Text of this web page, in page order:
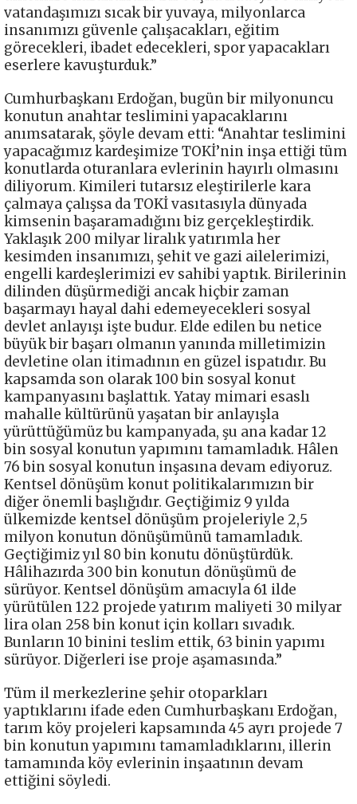
vatandaşımızı sıcak bir yuvaya, milyonlarca
insanımızı güvenle çalışacakları, eğitim
görecekleri, ibadet edecekleri, spor yapacakları
eserlere kavuşturduk.”
Cumhurbaşkanı Erdoğan, bugün bir milyonuncu
konutun anahtar teslimini yapacaklarını
anımsatarak, şöyle devam etti: “Anahtar teslimini
yapacağımız kardeşimize TOKİ’nin inşa ettiği tüm
konutlarda oturanlara evlerinin hayırlı olmasını
diliyorum. Kimileri tutarsız eleştirilerle kara
çalmaya çalışsa da TOKİ vasıtasıyla dünyada
kimsenin başaramadığını biz gerçekleştirdik.
Yaklaşık 200 milyar liralık yatırımla her
kesimden insanımızı, şehit ve gazi ailelerimizi,
engelli kardeşlerimizi ev sahibi yaptık. Birilerinin
dilinden düşürmediği ancak hiçbir zaman
başarmayı hayal dahi edemeyecekleri sosyal
devlet anlayışı işte budur. Elde edilen bu netice
büyük bir başarı olmanın yanında milletimizin
devletine olan itimadının en güzel ispatıdır. Bu
kapsamda son olarak 100 bin sosyal konut
kampanyasını başlattık. Yatay mimari esaslı
mahalle kültürünü yaşatan bir anlayışla
yürüttüğümüz bu kampanyada, şu ana kadar 12
bin sosyal konutun yapımını tamamladık. Hâlen
76 bin sosyal konutun inşasına devam ediyoruz.
Kentsel dönüşüm konut politikalarımızın bir
diğer önemli başlığıdır. Geçtiğimiz 9 yılda
ülkemizde kentsel dönüşüm projeleriyle 2,5
milyon konutun dönüşümünü tamamladık.
Geçtiğimiz yıl 80 bin konutu dönüştürdük.
Hâlihazırda 300 bin konutun dönüşümü de
sürüyor. Kentsel dönüşüm amacıyla 61 ilde
yürütülen 122 projede yatırım maliyeti 30 milyar
lira olan 258 bin konut için kolları sıvadık.
Bunların 10 binini teslim ettik, 63 binin yapımı
sürüyor. Diğerleri ise proje aşamasında.”
Tüm il merkezlerine şehir otoparkları
yaptıklarını ifade eden Cumhurbaşkanı Erdoğan,
tarım köy projeleri kapsamında 45 ayrı projede 7
bin konutun yapımını tamamladıklarını, illerin
tamamında köy evlerinin inşaatının devam
ettiğini söyledi.